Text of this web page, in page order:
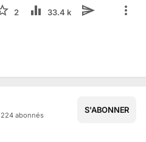
2 33.4 k
224 abonnés
S'ABONNER
1/2